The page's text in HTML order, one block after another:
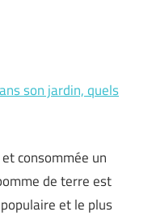
son jardin, quels
consommée un
de terre est
et le plus